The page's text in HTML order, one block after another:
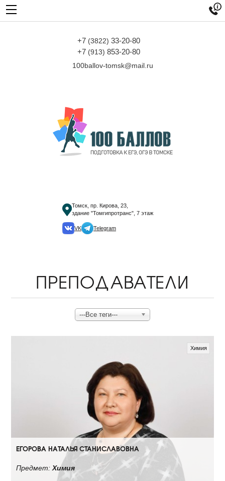
+7 (3822) 33-20-80
+7 (913) 853-20-80
100ballov-tomsk@mail.ru
Томск, пр. Кирова, 23,
здание "Томгипротранс", 7 этаж
VK Telegram

ПРЕПОДАВАТЕЛИ
---Все теги---
Химия
ЕГОРОВА НАТАЛЬЯ СТАНИСЛАВОВНА
Предмет: Химия